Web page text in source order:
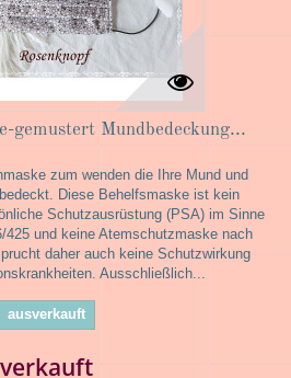
gemustert Mundbedeckung...
zum wenden die Ihre Mund und
Diese Behelfsmaske ist kein
Schutzausrüstung (PSA) im Sinne
425 und keine Atemschutzmaske nach
daher auch keine Schutzwirkung
Ausschließlich...
ausverkauft
verkauft